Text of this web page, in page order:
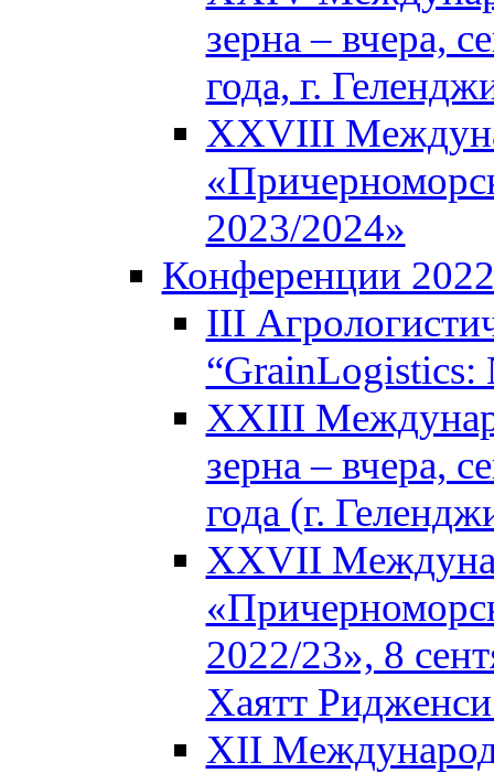
зерна – вчера,
года, г.
XXVIII
2023/2024»
Конференции 2022
III
“GrainLogistics:
XXIII
зерна – вчера,
года (г.
XXVII
2022/23», 8
Хаятт
XII